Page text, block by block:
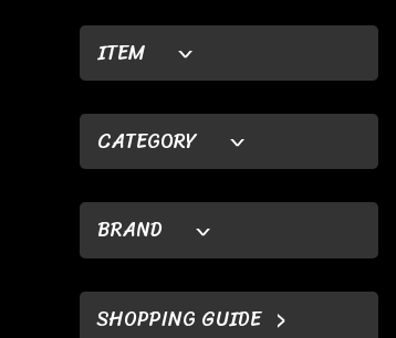
ITEM
CATEGORY
BRAND
SHOPPING GUIDE